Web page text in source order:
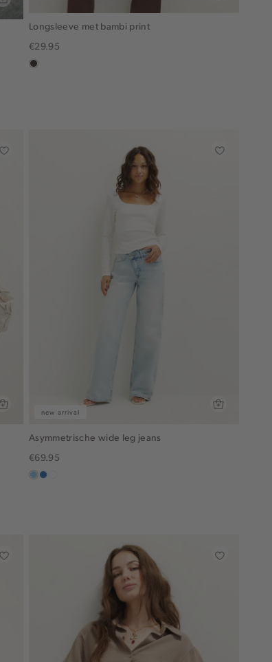
Longsleeve met bambi print
€29.95
choco
new arrival
Asymmetrische wide leg jeans
€69.95
blauw,blauw,